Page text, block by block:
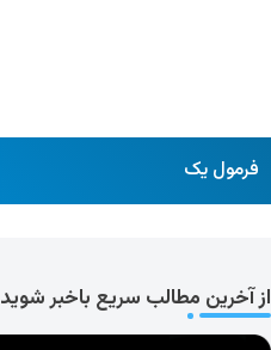
فرمول یک
از آخرین مطالب سریع باخبر شوید